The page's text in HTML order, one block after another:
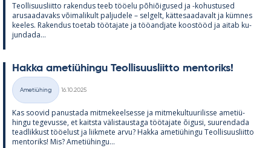
Teol­li­suus­liitto ra­ken­dus teeb töö­elu põ­hiõi­gused ja -ko­hus­tused
arusaa­da­vaks või­ma­li­kult pal­ju­dele – sel­gelt, kät­te­saa­da­valt ja küm­nes
kee­les. Ra­ken­dus toe­tab töö­ta­jate ja töö­and­jate koos­tööd ja ai­tab ku­
jun­dada...
Hakka ame­tiü­hingu Teol­li­suus­liitto men­to­riks!
Kategooriad
Ametiühing
16.10.2025
Kas soo­vid pa­nus­tada mit­me­keel­sesse ja mit­me­kul­tuu­ri­lisse ame­tiü­
hingu te­ge­vusse, et kaitsta vä­lis­taus­taga töö­ta­jate õi­gusi, suu­ren­dada
tead­lik­kust töö­elust ja liik­mete arvu? Hakka ame­tiü­hingu Teol­li­suus­liitto
men­to­riks! Mis? Ame­tiü­hingu...